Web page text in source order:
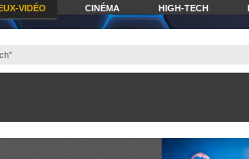
VIDÉO CINÉMA HIGH-TECH